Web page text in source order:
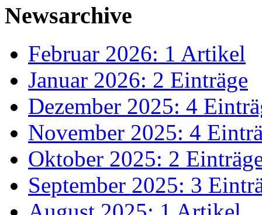
Newsarchive
Februar 2026: 1 Artikel
Januar 2026: 2 Einträge
Dezember 2025: 4
November 2025: 4
Oktober 2025: 2
September 2025: 3